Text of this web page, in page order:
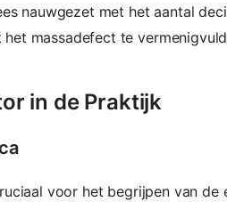
nauwgezet met het aantal
het massadefect te
in de Praktijk
voor het begrijpen van de